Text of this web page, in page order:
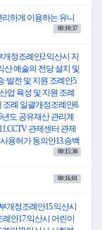
하게 이용하는 유니
00:10:37
정조례안2.익산시 지
산 예술의 전당 설치 및
발전 및 지원 조례안5.
업 육성 및 지원 조례
조례 일괄개정조례안8.
도 공유재산 관리계
관제센터 관제
용허가 동의안13.송백
00:15:30
00:16:01
개정조례안15.익산시
안17.익산시 어린이